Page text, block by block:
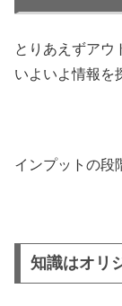
とりあえずアウ
いよいよ情報を
インプットの段
知識はオリ